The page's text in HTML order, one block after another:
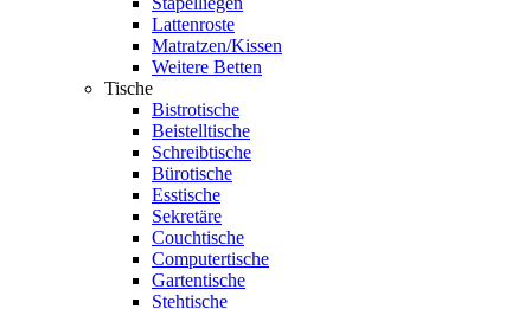
Lattenroste
Matratzen/Kissen
Weitere Betten
Tische
Bistrotische
Beistelltische
Schreibtische
Bürotische
Esstische
Sekretäre
Couchtische
Computertische
Gartentische
Stehtische